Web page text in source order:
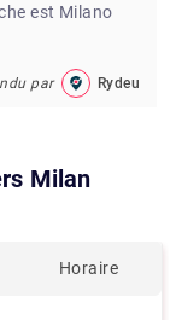
est Milano
par Rydeu
Milan
Horaire